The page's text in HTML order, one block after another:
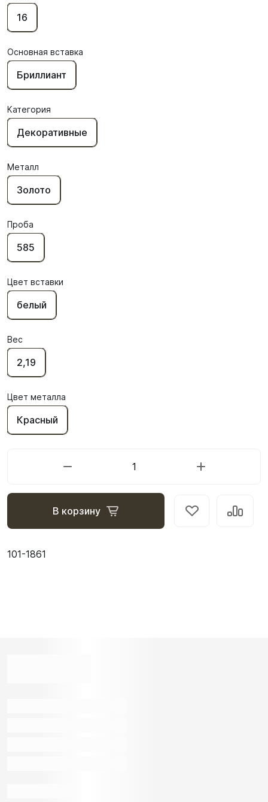
16
Основная вставка
Бриллиант
Категория
Декоративные
Металл
Золото
Проба
585
Цвет вставки
белый
Вес
2,19
Цвет металла
Красный
В корзину
101-1861